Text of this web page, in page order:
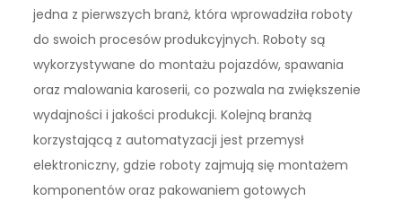
jedna z pierwszych branż, która wprowadziła roboty
do swoich procesów produkcyjnych. Roboty są
wykorzystywane do montażu pojazdów, spawania
oraz malowania karoserii, co pozwala na zwiększenie
wydajności i jakości produkcji. Kolejną branżą
korzystającą z automatyzacji jest przemysł
elektroniczny, gdzie roboty zajmują się montażem
komponentów oraz pakowaniem gotowych